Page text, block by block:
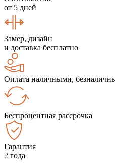
от 5 дней
Замер, дизайн
и доставка бесплатно
Оплата наличными,
Беспроцентная рассрочка
Гарантия
2 года